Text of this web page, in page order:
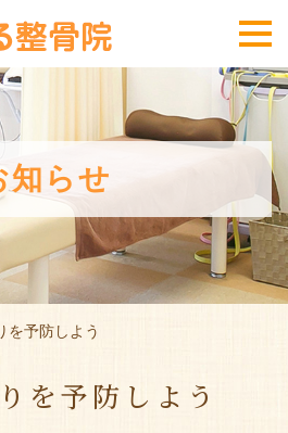
知らせ
を予防しよう
を予防しよう